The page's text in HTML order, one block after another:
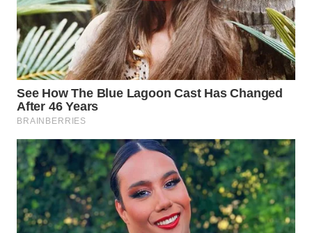
WAHANA
PERSONA
WAHANA
OTOMOTIF
HEALTH
WAHANA
DESA
WISATA